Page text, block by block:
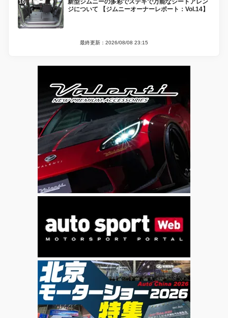
新型ジムニーの多彩でステキで万能なシートアレン
ジについて 【ジムニーオーナーレポート：Vol.14】
最終更新：2026/08/08 23:15